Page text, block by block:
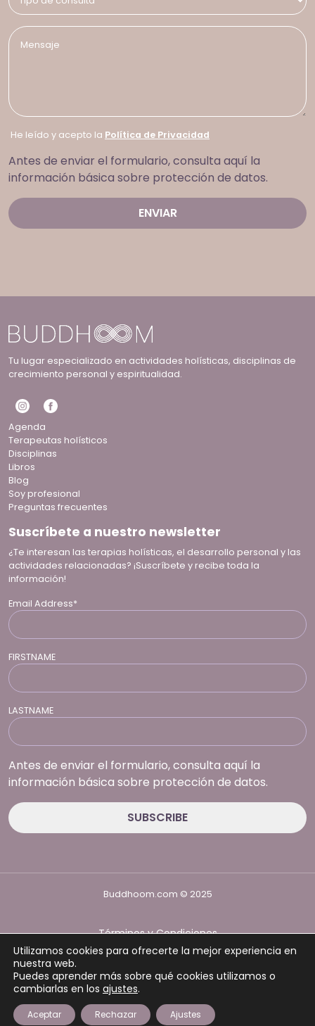
He leído y acepto la Política de Privacidad
Antes de enviar el formulario, consulta aquí la
información básica sobre protección de datos.
Tu lugar especializado en actividades holísticas, disciplinas de
crecimiento personal y espiritualidad.
Agenda
Terapeutas holísticos
Disciplinas
Libros
Blog
Soy profesional
Preguntas frecuentes
Suscríbete a nuestro newsletter
¿Te interesan las terapias holísticas, el desarrollo personal y las
actividades relacionadas? ¡Suscríbete y recibe toda la
información!
Email Address*
FIRSTNAME
LASTNAME
Antes de enviar el formulario, consulta aquí la
información básica sobre protección de datos.
Buddhoom.com © 2025
Términos y Condiciones
Política de Privacidad
Utilizamos cookies para ofrecerte la mejor experiencia en
nuestra web.
Puedes aprender más sobre qué cookies utilizamos o
cambiarlas en los ajustes.
Aceptar Rechazar Ajustes